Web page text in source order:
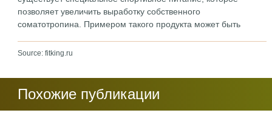
позволяет увеличить выработку собственного
соматотропина. Примером такого продукта может быть
Source: fitking.ru
Похожие публикации